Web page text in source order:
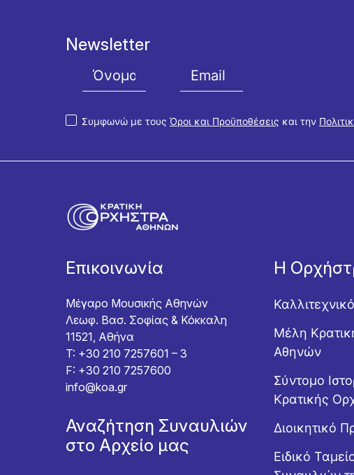
Newsletter
Συμφωνώ με τουςΌροι και Προϋποθέσεις και την
Επικοινωνία
Μέγαρο Μουσικής Αθηνών
Λεωφ. Βασ. Σοφίας & Κόκκαλη
11521, Αθήνα
T: +30 210 7257601 – 3
F: +30 210 7257600
info@koa.gr
Αναζήτηση Συναυλιών
στο Αρχείο μας
Η
Μέλη
Αθηνών
Σύντομο
Κρατικής
Διοικητικό
Ειδικό